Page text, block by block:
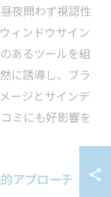
夜問わず視認性
ィンドウサイン
あるツールを組
に誘導し、ブラ
ージとサインデ
ミにも好影響を
アプローチ